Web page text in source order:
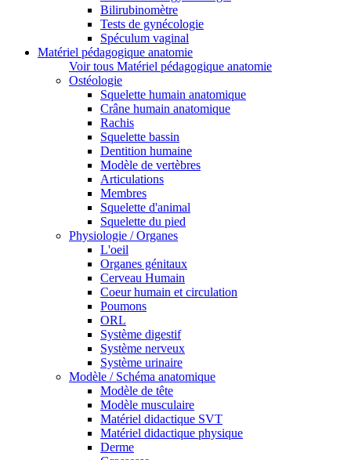
Bilirubinomètre
Tests de gynécologie
Spéculum vaginal
Matériel pédagogique anatomie
Voir tous Matériel pédagogique anatomie
Ostéologie
Squelette humain anatomique
Crâne humain anatomique
Rachis
Squelette bassin
Dentition humaine
Modèle de vertèbres
Articulations
Membres
Squelette d'animal
Squelette du pied
Physiologie / Organes
L'oeil
Organes génitaux
Cerveau Humain
Coeur humain et circulation
Poumons
ORL
Système digestif
Système nerveux
Système urinaire
Modèle / Schéma anatomique
Modèle de tête
Modèle musculaire
Matériel didactique SVT
Matériel didactique physique
Derme